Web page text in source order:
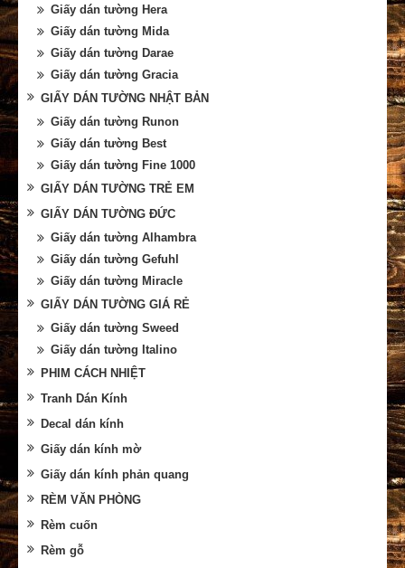
Giấy dán tường Hera
Giấy dán tường Mida
Giấy dán tường Darae
Giấy dán tường Gracia
GIẤY DÁN TƯỜNG NHẬT BẢN
Giấy dán tường Runon
Giấy dán tường Best
Giấy dán tường Fine 1000
GIẤY DÁN TƯỜNG TRẺ EM
GIẤY DÁN TƯỜNG ĐỨC
Giấy dán tường Alhambra
Giấy dán tường Gefuhl
Giấy dán tường Miracle
GIẤY DÁN TƯỜNG GIÁ RẺ
Giấy dán tường Sweed
Giấy dán tường Italino
PHIM CÁCH NHIỆT
Tranh Dán Kính
Decal dán kính
Giấy dán kính mờ
Giấy dán kính phản quang
RÈM VĂN PHÒNG
Rèm cuốn
Rèm gỗ